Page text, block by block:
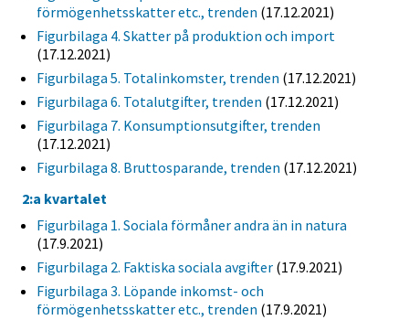
förmögenhetsskatter etc., trenden (17.12.2021)
Figurbilaga 4. Skatter på produktion och import
(17.12.2021)
Figurbilaga 5. Totalinkomster, trenden (17.12.2021)
Figurbilaga 6. Totalutgifter, trenden (17.12.2021)
Figurbilaga 7. Konsumptionsutgifter, trenden
(17.12.2021)
Figurbilaga 8. Bruttosparande, trenden (17.12.2021)
2:a kvartalet
Figurbilaga 1. Sociala förmåner andra än in natura
(17.9.2021)
Figurbilaga 2. Faktiska sociala avgifter (17.9.2021)
Figurbilaga 3. Löpande inkomst- och
förmögenhetsskatter etc., trenden (17.9.2021)